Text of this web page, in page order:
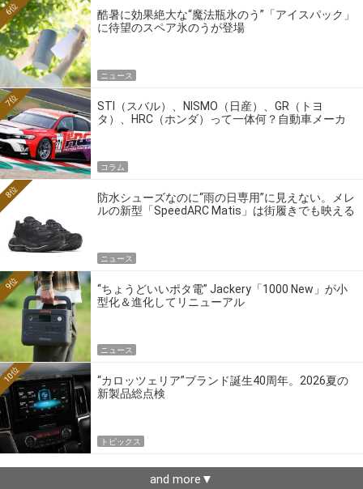
酷暑に効果絶大な“魔法瓶氷のう”「アイスパック」
に待望のスペア氷のうが登場
6位
ニュース
STI（スバル）、NISMO（日産）、GR（トヨ
タ）、HRC（ホンダ）って一体何？自動車メーカ
7位
コラム
防水シューズなのに“雨の日専用”に見えない。メレ
ルの新型「SpeedARC Matis」は街履きでも映える
8位
ニュース
“ちょうどいいポタ電” Jackery「1000 New」が小
型化＆進化してリニューアル
9位
ニュース
“カロッツェリア”ブランド誕生40周年。2026夏の
新製品総点検
10位
トピックス
and more▼